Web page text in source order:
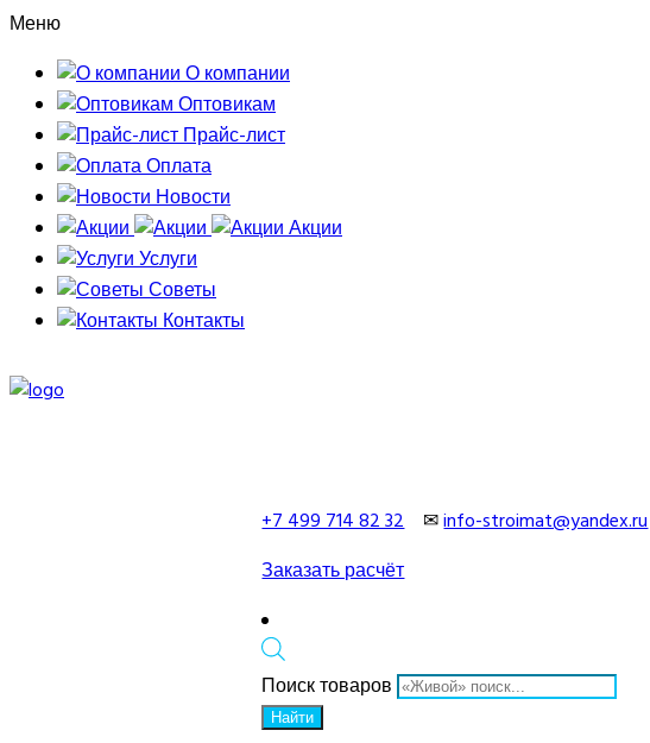
Меню
О компании
Оптовикам
Прайс-лист
Оплата
Новости
Акции
Услуги
Советы
Контакты
+7 499 714 82 32✉info-stroimat@yandex.ru
Заказать расчёт
Поиск товаров
Найти